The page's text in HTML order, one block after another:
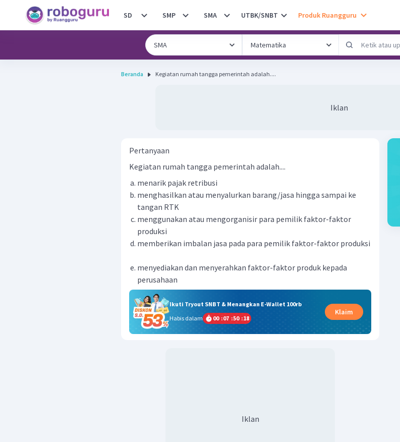
SD SMP SMA UTBK/SNBT Produk Ruangguru
Beranda Kegiatan rumah tangga pemerintah adalah....
Iklan
Pertanyaan
Kegiatan rumah tangga pemerintah adalah....
menarik pajak retribusi
menghasilkan atau menyalurkan barang/jasa hingga sampai ke
tangan RTK
menggunakan atau mengorganisir para pemilik faktor-faktor
produksi
memberikan imbalan jasa pada para pemilik faktor-faktor produksi
menyediakan dan menyerahkan faktor-faktor produk kepada
perusahaan
Ikuti Tryout SNBT & Menangkan E-Wallet 100rb
Habis dalam
00 :07 :50 :17
Klaim
Iklan